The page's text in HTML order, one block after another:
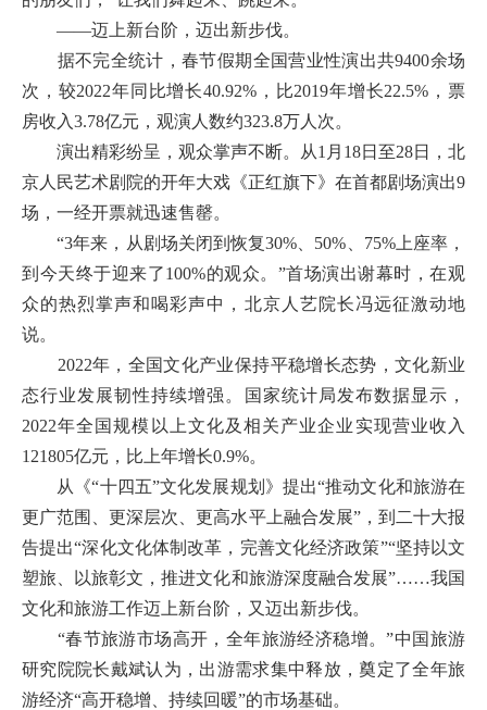
——迈上新台阶，迈出新步伐。
据不完全统计，春节假期全国营业性演出共9400余场
次，较2022年同比增长40.92%，比2019年增长22.5%，票
房收入3.78亿元，观演人数约323.8万人次。
演出精彩纷呈，观众掌声不断。从1月18日至28日，北
京人民艺术剧院的开年大戏《正红旗下》在首都剧场演出9
场，一经开票就迅速售罄。
“3年来，从剧场关闭到恢复30%、50%、75%上座率，
到今天终于迎来了100%的观众。”首场演出谢幕时，在观
众的热烈掌声和喝彩声中，北京人艺院长冯远征激动地
说。
2022年，全国文化产业保持平稳增长态势，文化新业
态行业发展韧性持续增强。国家统计局发布数据显示，
2022年全国规模以上文化及相关产业企业实现营业收入
121805亿元，比上年增长0.9%。
从《“十四五”文化发展规划》提出“推动文化和旅游在
更广范围、更深层次、更高水平上融合发展”，到二十大报
告提出“深化文化体制改革，完善文化经济政策”“坚持以文
塑旅、以旅彰文，推进文化和旅游深度融合发展”……我国
文化和旅游工作迈上新台阶，又迈出新步伐。
“春节旅游市场高开，全年旅游经济稳增。”中国旅游
研究院院长戴斌认为，出游需求集中释放，奠定了全年旅
游经济“高开稳增、持续回暖”的市场基础。